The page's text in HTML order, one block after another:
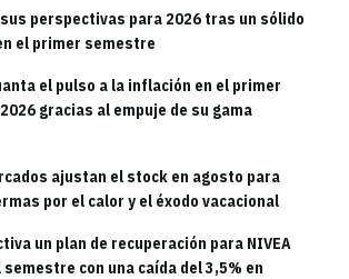
perspectivas para 2026 tras un sólido
el primer semestre
el pulso a la inflación en el primer
gracias al empuje de su gama
ajustan el stock en agosto para
por el calor y el éxodo vacacional
un plan de recuperación para NIVEA
con una caída del 3,5% en